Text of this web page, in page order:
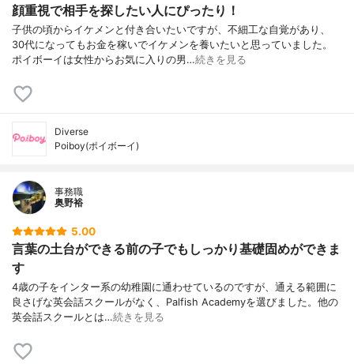
顔重視で相手を探したい人にぴったり！
子供の頃からイケメンと付き合いたいですが、不細工な自覚があり、
30代になってもお金を稼いでイケメンを養いたいと思っていました。
ポイボーイは女性からお気に入りの男…続きを見る
Diverse
Poiboy(ポイボーイ)
事務職
奥野裕
5.00
言葉の土台ができる前の子でもしっかり基礎固めができま
す
4歳の子をインター系の幼稚園に通わせているのですが、通える範囲に
良さげな英会話スクールがなく、Palfish Academyを選びました。他の
英会話スクールとは…続きを見る